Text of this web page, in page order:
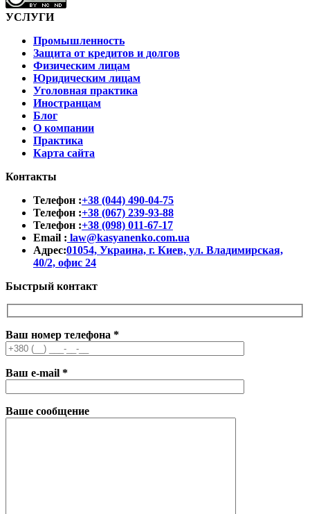
УСЛУГИ
Промышленность
Защита от кредитов и долгов
Физическим лицам
Юридическим лицам
Уголовная практика
Иностранцам
Блог
О компании
Практика
Карта сайта
Контакты
Телефон :+38 (044) 490-04-75
Телефон :+38 (067) 239-93-88
Телефон :+38 (098) 011-67-17
Email : law@kasyanenko.com.ua
Адрес:01054, Украина, г. Киев, ул. Владимирская,
40/2, офис 24
Быстрый контакт
Ваш номер телефона *
Ваш e-mail *
Ваше сообщение